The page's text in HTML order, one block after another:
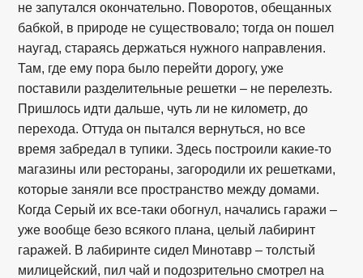
не запутался окончательно. Поворотов, обещанных
бабкой, в природе не существовало; тогда он пошел
наугад, стараясь держаться нужного направления.
Там, где ему пора было перейти дорогу, уже
поставили разделительные решетки – не перелезть.
Пришлось идти дальше, чуть ли не километр, до
перехода. Оттуда он пытался вернуться, но все
время забредал в тупики. Здесь построили какие-то
магазины или рестораны, загородили их решетками,
которые заняли все пространство между домами.
Когда Серый их все-таки обогнул, начались гаражи –
уже вообще безо всякого плана, целый лабиринт
гаражей. В лабиринте сидел Минотавр – толстый
милицейский, пил чай и подозрительно смотрел на